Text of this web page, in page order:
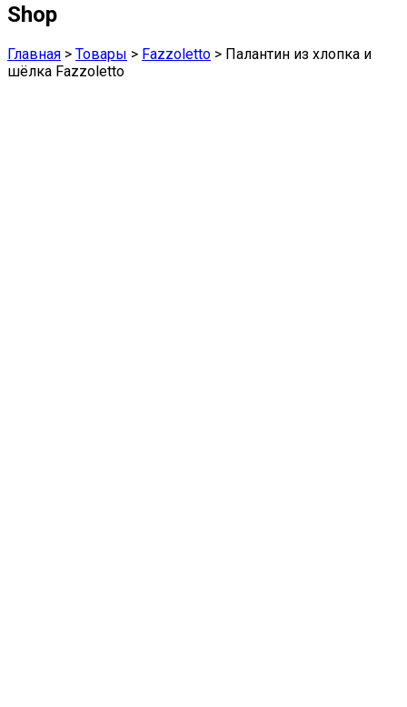
Shop
Главная > Товары > Fazzoletto > Палантин из хлопка и
шёлка Fazzoletto